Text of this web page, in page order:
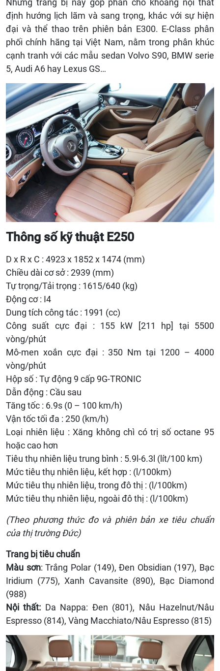
Những trang bị này góp phần cho khoang nội thất
định hướng lịch lãm và sang trọng, khác với sự hiện
đại và thể thao trên phiên bản E300. E-Class phân
phối chính hãng tại Việt Nam, nằm trong phân khúc
cạnh tranh với các mẫu sedan Volvo S90, BMW serie
5, Audi A6 hay Lexus GS…
Thông số kỹ thuật E250
D x R x C : 4923 x 1852 x 1474 (mm)
Chiều dài cơ sở : 2939 (mm)
Tự trọng/Tải trọng : 1615/640 (kg)
Động cơ : I4
Dung tích công tác : 1991 (cc)
Công suất cực đại : 155 kW [211 hp] tại 5500
vòng/phút
Mô-men xoắn cực đại : 350 Nm tại 1200 – 4000
vòng/phút
Hộp số : Tự động 9 cấp 9G-TRONIC
Dẫn động : Cầu sau
Tăng tốc : 6.9s (0 – 100 km/h)
Vận tốc tối đa : 250 (km/h)
Loại nhiên liệu : Xăng không chì có trị số octane 95
hoặc cao hơn
Tiêu thụ nhiên liệu trung bình : 5.9l-6.3l (lít/100 km)
Mức tiêu thụ nhiên liệu, kết hợp : (l/100km)
Mức tiêu thụ nhiên liệu, trong đô thị : (l/100km)
Mức tiêu thụ nhiên liệu, ngoài đô thị : (l/100km)
(Theo phương thức đo và phiên bản xe tiêu chuẩn
của thị trường Đức)
Trang bị tiêu chuẩn
Màu sơn: Trắng Polar (149), Đen Obsidian (197), Bạc
Iridium (775), Xanh Cavansite (890), Bạc Diamond
(988)
Nội thất: Da Nappa: Đen (801), Nâu Hazelnut/Nâu
Espresso (814), Vàng Macchiato/Nâu Espresso (815)